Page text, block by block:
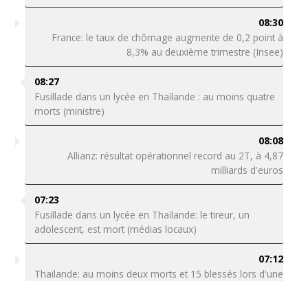
08:30
France: le taux de chômage augmente de 0,2 point à
8,3% au deuxième trimestre (Insee)
08:27
Fusillade dans un lycée en Thaïlande : au moins quatre
morts (ministre)
08:08
Allianz: résultat opérationnel record au 2T, à 4,87
milliards d'euros
07:23
Fusillade dans un lycée en Thaïlande: le tireur, un
adolescent, est mort (médias locaux)
07:12
Thaïlande: au moins deux morts et 15 blessés lors d'une